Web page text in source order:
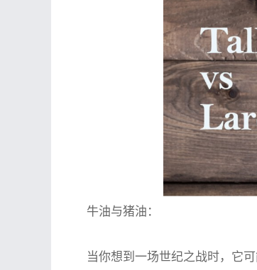
牛油与猪油：
当你想到一场世纪之战时，它